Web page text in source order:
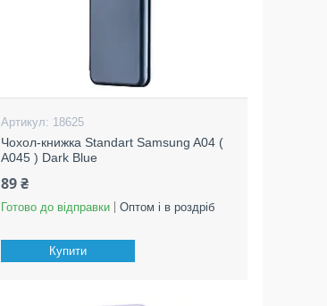
18625
Чохол-книжка Standart Samsung A04 (
A045 ) Dark Blue
89 ₴
Готово до відправки Оптом і в роздріб
Купити